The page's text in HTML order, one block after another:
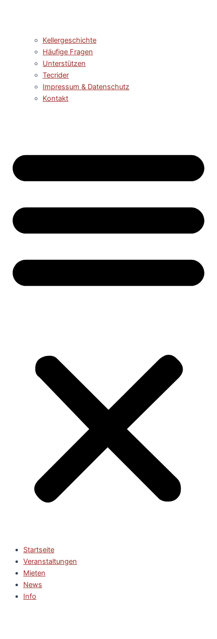
Kellergeschichte
Häufige Fragen
Unterstützen
Tecrider
Impressum & Datenschutz
Kontakt
Startseite
Veranstaltungen
Mieten
News
Info